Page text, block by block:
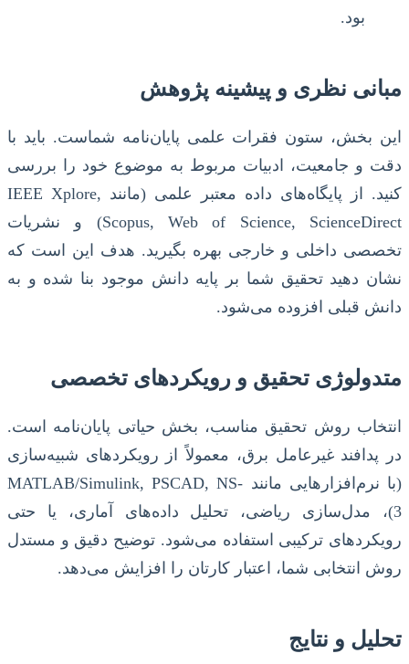
بود.
مبانی نظری و پیشینه پژوهش
این بخش، ستون فقرات علمی پایان‌نامه شماست. باید با
دقت و جامعیت، ادبیات مربوط به موضوع خود را بررسی
کنید. از پایگاه‌های داده معتبر علمی (مانند IEEE Xplore,
Scopus, Web of Science, ScienceDirect) و نشریات
تخصصی داخلی و خارجی بهره بگیرید. هدف این است که
نشان دهید تحقیق شما بر پایه دانش موجود بنا شده و به
دانش قبلی افزوده می‌شود.
متدولوژی تحقیق و رویکردهای تخصصی
انتخاب روش تحقیق مناسب، بخش حیاتی پایان‌نامه است.
در پدافند غیرعامل برق، معمولاً از رویکردهای شبیه‌سازی
(با نرم‌افزارهایی مانند MATLAB/Simulink, PSCAD, NS-
3)، مدل‌سازی ریاضی، تحلیل داده‌های آماری، یا حتی
رویکردهای ترکیبی استفاده می‌شود. توضیح دقیق و مستدل
روش انتخابی شما، اعتبار کارتان را افزایش می‌دهد.
تحلیل و نتایج